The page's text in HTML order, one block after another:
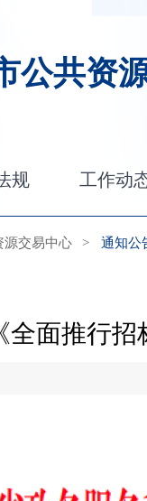
公共资
规 工作动
源交易中心 > 通知公
全面推行招